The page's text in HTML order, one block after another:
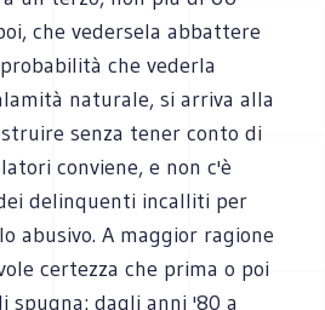
che vedersela abbattere
che vederla
naturale, si arriva alla
senza tener conto di
conviene, e non c'è
delinquenti incalliti per
abusivo. A maggior ragione
certezza che prima o poi
spugna: dagli anni '80 a